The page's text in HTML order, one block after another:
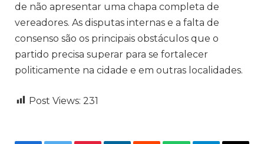
de não apresentar uma chapa completa de
vereadores. As disputas internas e a falta de
consenso são os principais obstáculos que o
partido precisa superar para se fortalecer
politicamente na cidade e em outras localidades.
Post Views: 231